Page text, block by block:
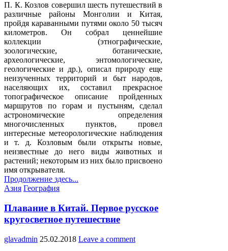
П. К. Козлов совершил шесть путешествий в
различные районы Монголии и Китая,
пройдя караванными путями около 50 тысяч
километров. Он собрал ценнейшие
коллекции (этнографические,
зоологические, ботанические,
археологические, энтомологические,
геологические и др.), описал природу еще
неизученных территорий и быт народов,
населяющих их, составил прекрасное
топографическое описание пройденных
маршрутов по горам и пустыням, сделал
астрономические определения
многочисленных пунктов, провел
интересные метеорологические наблюдения
и т. д. Козловым были открыты новые,
неизвестные до него виды животных и
растений; некоторым из них было присвоено
имя открывателя.
Продолжение здесь...
Posted
Азия География
Плавание в Китай. Первое русское
кругосветное путешествие
glavadmin 25.02.2018 Leave a comment